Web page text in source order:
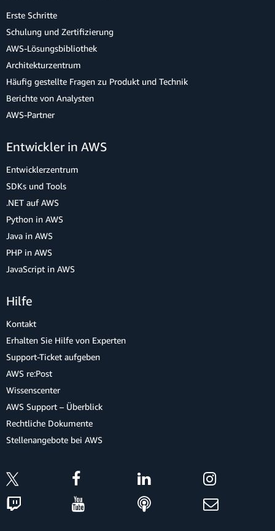
Erste Schritte
Schulung und Zertifizierung
AWS-Lösungsbibliothek
Architekturzentrum
Häufig gestellte Fragen zu Produkt und Technik
Berichte von Analysten
AWS-Partner
Entwickler in AWS
Entwicklerzentrum
SDKs und Tools
.NET auf AWS
Python in AWS
Java in AWS
PHP in AWS
JavaScript in AWS
Hilfe
Kontakt
Erhalten Sie Hilfe von Experten
Support-Ticket aufgeben
AWS re:Post
Wissenscenter
AWS Support – Überblick
Rechtliche Dokumente
Stellenangebote bei AWS